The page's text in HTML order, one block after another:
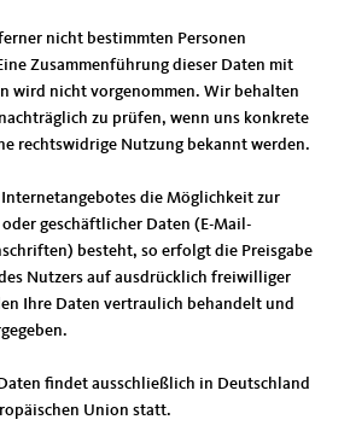
nicht bestimmten Personen
Zusammenführung dieser Daten mit
wird nicht vorgenommen. Wir behalten
zu prüfen, wenn uns konkrete
rechtswidrige Nutzung bekannt werden.
die Möglichkeit zur
geschäftlicher Daten (E-Mail-
besteht, so erfolgt die Preisgabe
Nutzers auf ausdrücklich freiwilliger
Ihre Daten vertraulich behandelt und
findet ausschließlich in Deutschland
Union statt.